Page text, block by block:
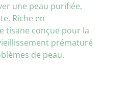
une peau purifiée,
Riche en
tisane conçue pour la
prématuré
de peau.